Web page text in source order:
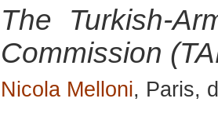
The Turkish-
Commission
Nicola Melloni, Paris,